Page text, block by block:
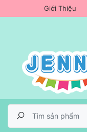
Giới Thiệu